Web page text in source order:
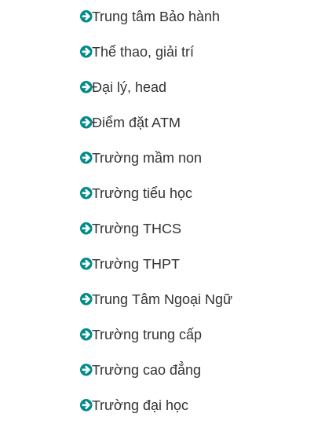
Trung tâm Bảo hành
Thể thao, giải trí
Đại lý, head
Điểm đặt ATM
Trường mầm non
Trường tiểu học
Trường THCS
Trường THPT
Trung Tâm Ngoại Ngữ
Trường trung cấp
Trường cao đẳng
Trường đại học